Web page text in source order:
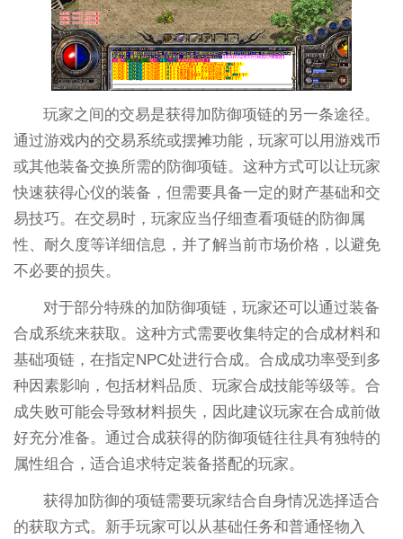
玩家之间的交易是获得加防御项链的另一条途径。
通过游戏内的交易系统或摆摊功能，玩家可以用游戏币
或其他装备交换所需的防御项链。这种方式可以让玩家
快速获得心仪的装备，但需要具备一定的财产基础和交
易技巧。在交易时，玩家应当仔细查看项链的防御属
性、耐久度等详细信息，并了解当前市场价格，以避免
不必要的损失。
对于部分特殊的加防御项链，玩家还可以通过装备
合成系统来获取。这种方式需要收集特定的合成材料和
基础项链，在指定NPC处进行合成。合成成功率受到多
种因素影响，包括材料品质、玩家合成技能等级等。合
成失败可能会导致材料损失，因此建议玩家在合成前做
好充分准备。通过合成获得的防御项链往往具有独特的
属性组合，适合追求特定装备搭配的玩家。
获得加防御的项链需要玩家结合自身情况选择适合
的获取方式。新手玩家可以从基础任务和普通怪物入